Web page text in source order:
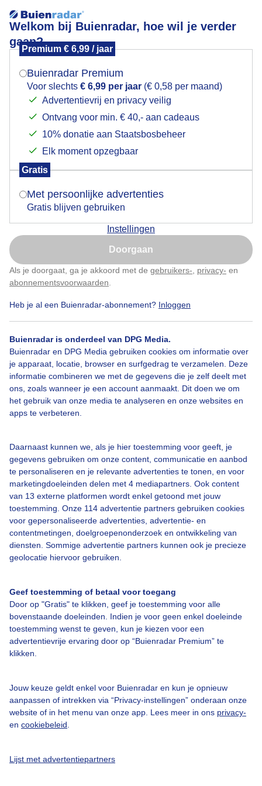
Welkom bij Buienradar, hoe wil je verder
gaan?
Premium € 6,99 / jaar
Buienradar Premium
Voor slechts € 6,99 per jaar (€ 0,58 per maand)
Advertentievrij en privacy veilig
Ontvang voor min. € 40,- aan cadeaus
10% donatie aan Staatsbosbeheer
Elk moment opzegbaar
Gratis
Met persoonlijke advertenties
Gratis blijven gebruiken
Instellingen
Doorgaan
Als je doorgaat, ga je akkoord met de gebruikers- privacy- en
abonnementsvoorwaarden
Heb je al een Buienradar-abonnement? Inloggen
Buienradar is onderdeel van DPG Media.
Buienradar en DPG Media gebruiken cookies om informatie over
je apparaat, locatie, browser en surfgedrag te verzamelen. Deze
informatie combineren we met de gegevens die je zelf deelt met
ons, zoals wanneer je een account aanmaakt. Dit doen we om
het gebruik van onze media te analyseren en onze websites en
apps te verbeteren.
Daarnaast kunnen we, als je hier toestemming voor geeft, je
gegevens gebruiken om onze content, communicatie en aanbod
te personaliseren en je relevante advertenties te tonen, en voor
marketingdoeleinden delen met 4 mediapartners. Ook content
van 13 externe platformen wordt enkel getoond met jouw
toestemming. Onze 114 advertentie partners gebruiken cookies
voor gepersonaliseerde advertenties, advertentie- en
contentmetingen, doelgroepenonderzoek en ontwikkeling van
diensten. Sommige advertentie partners kunnen ook je precieze
geolocatie hiervoor gebruiken.
Geef toestemming of betaal voor toegang
Door op "Gratis" te klikken, geef je toestemming voor alle
bovenstaande doeleinden. Indien je voor geen enkel doeleinde
toestemming wenst te geven, kun je kiezen voor een
advertentievrije ervaring door op “Buienradar Premium” te
klikken.
Jouw keuze geldt enkel voor Buienradar en kun je opnieuw
aanpassen of intrekken via “Privacy-instellingen” onderaan onze
website of in het menu van onze app. Lees meer in ons privacy-
en cookiebeleid
Lijst met advertentiepartners
Wat een weertje zeg in Brunssum is begonnen met
regen en onweer en de Reiger is aan het kijken of ik bij
de vijver een vis vangt
de vijver een vis vangt
Door: Sven Berends Gemaakt: 02-05-2026, 96x bekeken
Bekijk slideshow
Een moment geduld aub...
Over Buienradar
Veelgestelde vragen
Contact
Mogen we je locatie gebruiken voor het
Indien je hier nog geen akkoord op hebt gegeven,
verschijnt er zo een pop-up uit je browser waarin
Is goed, toon de popup
Nu niet, misschien later
Klik hierom dit aan te passen